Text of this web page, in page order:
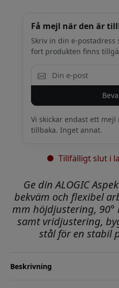
Få mejl när den är
Skriv in din e-postadress
fort produkten finns
Vi skickar endast ett
tillbaka. Inget annat.
Tillfälligt slut i
Ge din ALOGIC
bekväm och flexibel
mm höjdjustering,
samt vridjustering,
stål för en stabil
Beskrivning